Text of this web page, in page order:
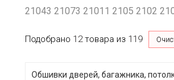
21043 21073 21011 2105 2102
Подобрано 12 товара из 119
Обшивки дверей, багажника,